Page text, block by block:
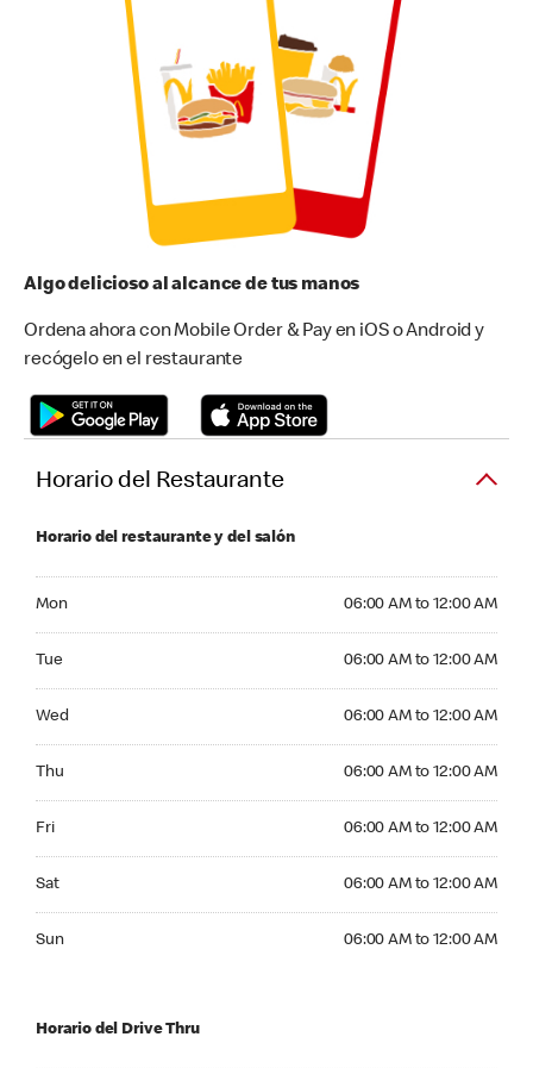
Algo delicioso al alcance de tus manos
Ordena ahora con Mobile Order & Pay en iOS o Android y
recógelo en el restaurante
Horario del Restaurante
Horario del restaurante y del salón
Mon 06:00 AM to 12:00 AM
Tue 06:00 AM to 12:00 AM
Wed 06:00 AM to 12:00 AM
Thu 06:00 AM to 12:00 AM
Fri 06:00 AM to 12:00 AM
Sat 06:00 AM to 12:00 AM
Sun 06:00 AM to 12:00 AM
Horario del Drive Thru